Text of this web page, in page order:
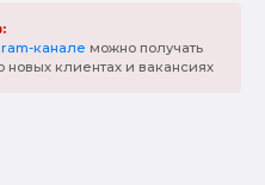
канале можно получать
клиентах и вакансиях